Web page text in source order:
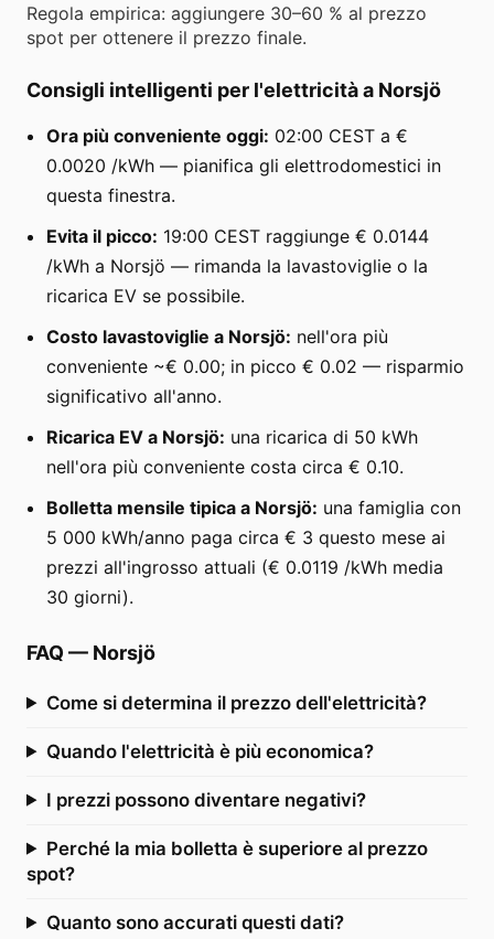
Regola empirica: aggiungere 30–60 % al prezzo
spot per ottenere il prezzo finale.
Consigli intelligenti per l'elettricità a Norsjö
Ora più conveniente oggi: 02:00 CEST a €
0.0020 /kWh — pianifica gli elettrodomestici in
questa finestra.
Evita il picco: 19:00 CEST raggiunge € 0.0144
/kWh a Norsjö — rimanda la lavastoviglie o la
ricarica EV se possibile.
Costo lavastoviglie a Norsjö: nell'ora più
conveniente ~€ 0.00; in picco € 0.02 — risparmio
significativo all'anno.
Ricarica EV a Norsjö: una ricarica di 50 kWh
nell'ora più conveniente costa circa € 0.10.
Bolletta mensile tipica a Norsjö: una famiglia con
5 000 kWh/anno paga circa € 3 questo mese ai
prezzi all'ingrosso attuali (€ 0.0119 /kWh media
30 giorni).
FAQ — Norsjö
Come si determina il prezzo dell'elettricità?
Quando l'elettricità è più economica?
I prezzi possono diventare negativi?
Perché la mia bolletta è superiore al prezzo
spot?
Quanto sono accurati questi dati?